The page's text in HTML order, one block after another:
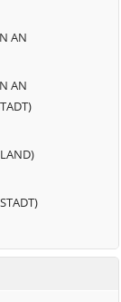
AN
AN